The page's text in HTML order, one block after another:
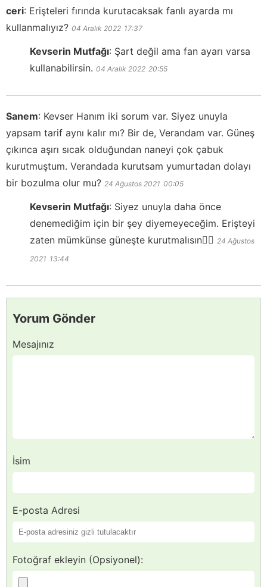
ceri: Erişteleri fırında kurutacaksak fanlı ayarda mı
kullanmalıyız? 04 Aralık 2022 17:37
Kevserin Mutfağı: Şart değil ama fan ayarı varsa
kullanabilirsin. 04 Aralık 2022 20:55
Sanem: Kevser Hanım iki sorum var. Siyez unuyla
yapsam tarif aynı kalır mı? Bir de, Verandam var. Güneş
çıkınca aşırı sıcak olduğundan naneyi çok çabuk
kurutmuştum. Verandada kurutsam yumurtadan dolayı
bir bozulma olur mu? 24 Ağustos 2021 00:05
Kevserin Mutfağı: Siyez unuyla daha önce
denemediğim için bir şey diyemeyeceğim. Erişteyi
zaten mümkünse güneşte kurutmalısın👍🏻 24 Ağustos
2021 13:44
Yorum Gönder
Mesajınız
İsim
E-posta Adresi
Fotoğraf ekleyin (Opsiyonel):